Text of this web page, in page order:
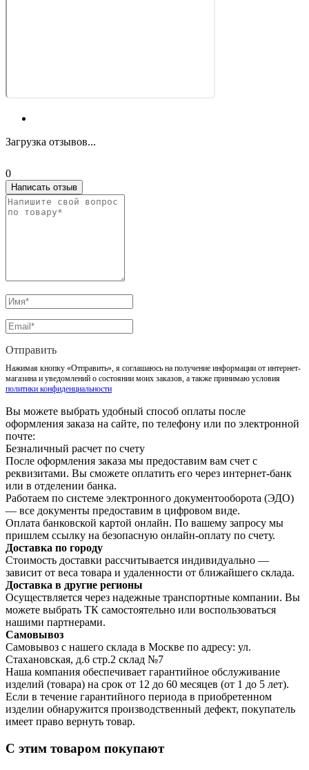
Загрузка отзывов...
0
Написать отзыв
Отправить
Нажимая кнопку «Отправить», я соглашаюсь на получение информации от интернет-
магазина и уведомлений о состоянии моих заказов, а также принимаю условия
политики конфиденциальности
Вы можете выбрать удобный способ оплаты после
оформления заказа на сайте, по телефону или по электронной
почте:
Безналичный расчет по счету
После оформления заказа мы предоставим вам счет с
реквизитами. Вы сможете оплатить его через интернет-банк
или в отделении банка.
Работаем по системе электронного документооборота (ЭДО)
— все документы предоставим в цифровом виде.
Оплата банковской картой онлайн. По вашему запросу мы
пришлем ссылку на безопасную онлайн-оплату по счету.
Доставка по городу
Стоимость доставки рассчитывается индивидуально —
зависит от веса товара и удаленности от ближайшего склада.
Доставка в другие регионы
Осуществляется через надежные транспортные компании. Вы
можете выбрать ТК самостоятельно или воспользоваться
нашими партнерами.
Самовывоз
Самовывоз с нашего склада в Москве по адресу: ул.
Стахановская, д.6 стр.2 склад №7
Наша компания обеспечивает гарантийное обслуживание
изделий (товара) на срок от 12 до 60 месяцев (от 1 до 5 лет).
Если в течение гарантийного периода в приобретенном
изделии обнаружится производственный дефект, покупатель
имеет право вернуть товар.
С этим товаром покупают